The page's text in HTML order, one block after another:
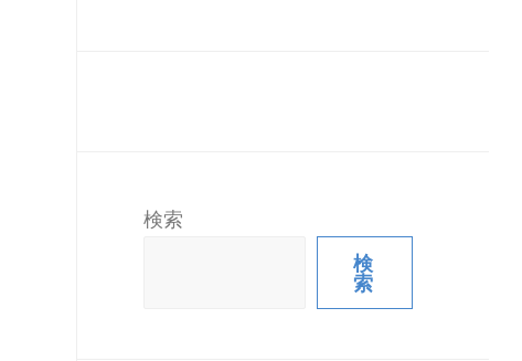
検索
検
索